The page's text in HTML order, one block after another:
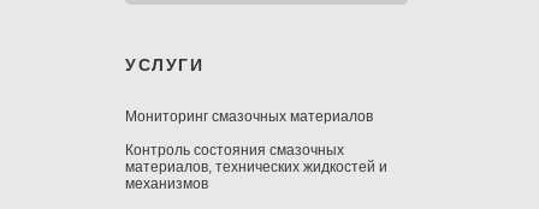
УСЛУГИ
Мониторинг смазочных материалов
Контроль состояния смазочных
материалов, технических жидкостей и
механизмов